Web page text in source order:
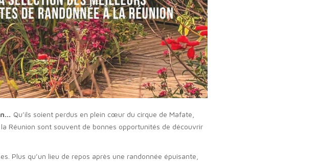
Qu’ils soient perdus en plein cœur du cirque de Mafate,
Réunion sont souvent de bonnes opportunités de découvrir
Plus qu’un lieu de repos après une randonnée épuisante,